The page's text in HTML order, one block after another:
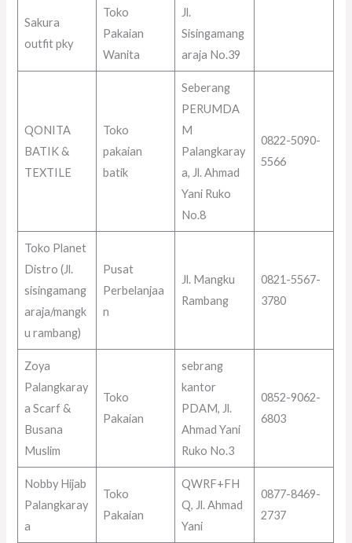
Sakura
outfit pky
Toko
Pakaian
Wanita
Jl.
Sisingamang
araja No.39
QONITA
BATIK &
TEXTILE
Toko
pakaian
batik
Seberang
PERUMDA
M
Palangkaray
a, Jl. Ahmad
Yani Ruko
No.8
0822-5090-
5566
Toko Planet
Distro (Jl.
sisingamang
araja/mangk
u rambang)
Pusat
Perbelanjaa
n
Jl. Mangku
Rambang
0821-5567-
3780
Zoya
Palangkaray
a Scarf &
Busana
Muslim
Toko
Pakaian
sebrang
kantor
PDAM, Jl.
Ahmad Yani
Ruko No.3
0852-9062-
6803
Nobby Hijab
Palangkaray
a
Toko
Pakaian
QWRF+FH
Q, Jl. Ahmad
Yani
0877-8469-
2737